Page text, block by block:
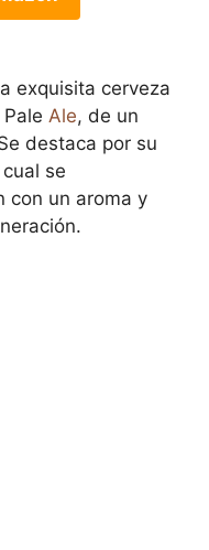
exquisita cerveza
Ale, de un
destaca por su
se
con un aroma y